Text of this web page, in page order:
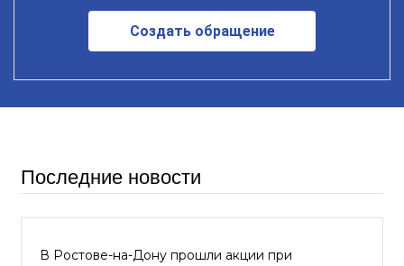
Создать обращение
Последние новости
В Ростове-на-Дону прошли акции при